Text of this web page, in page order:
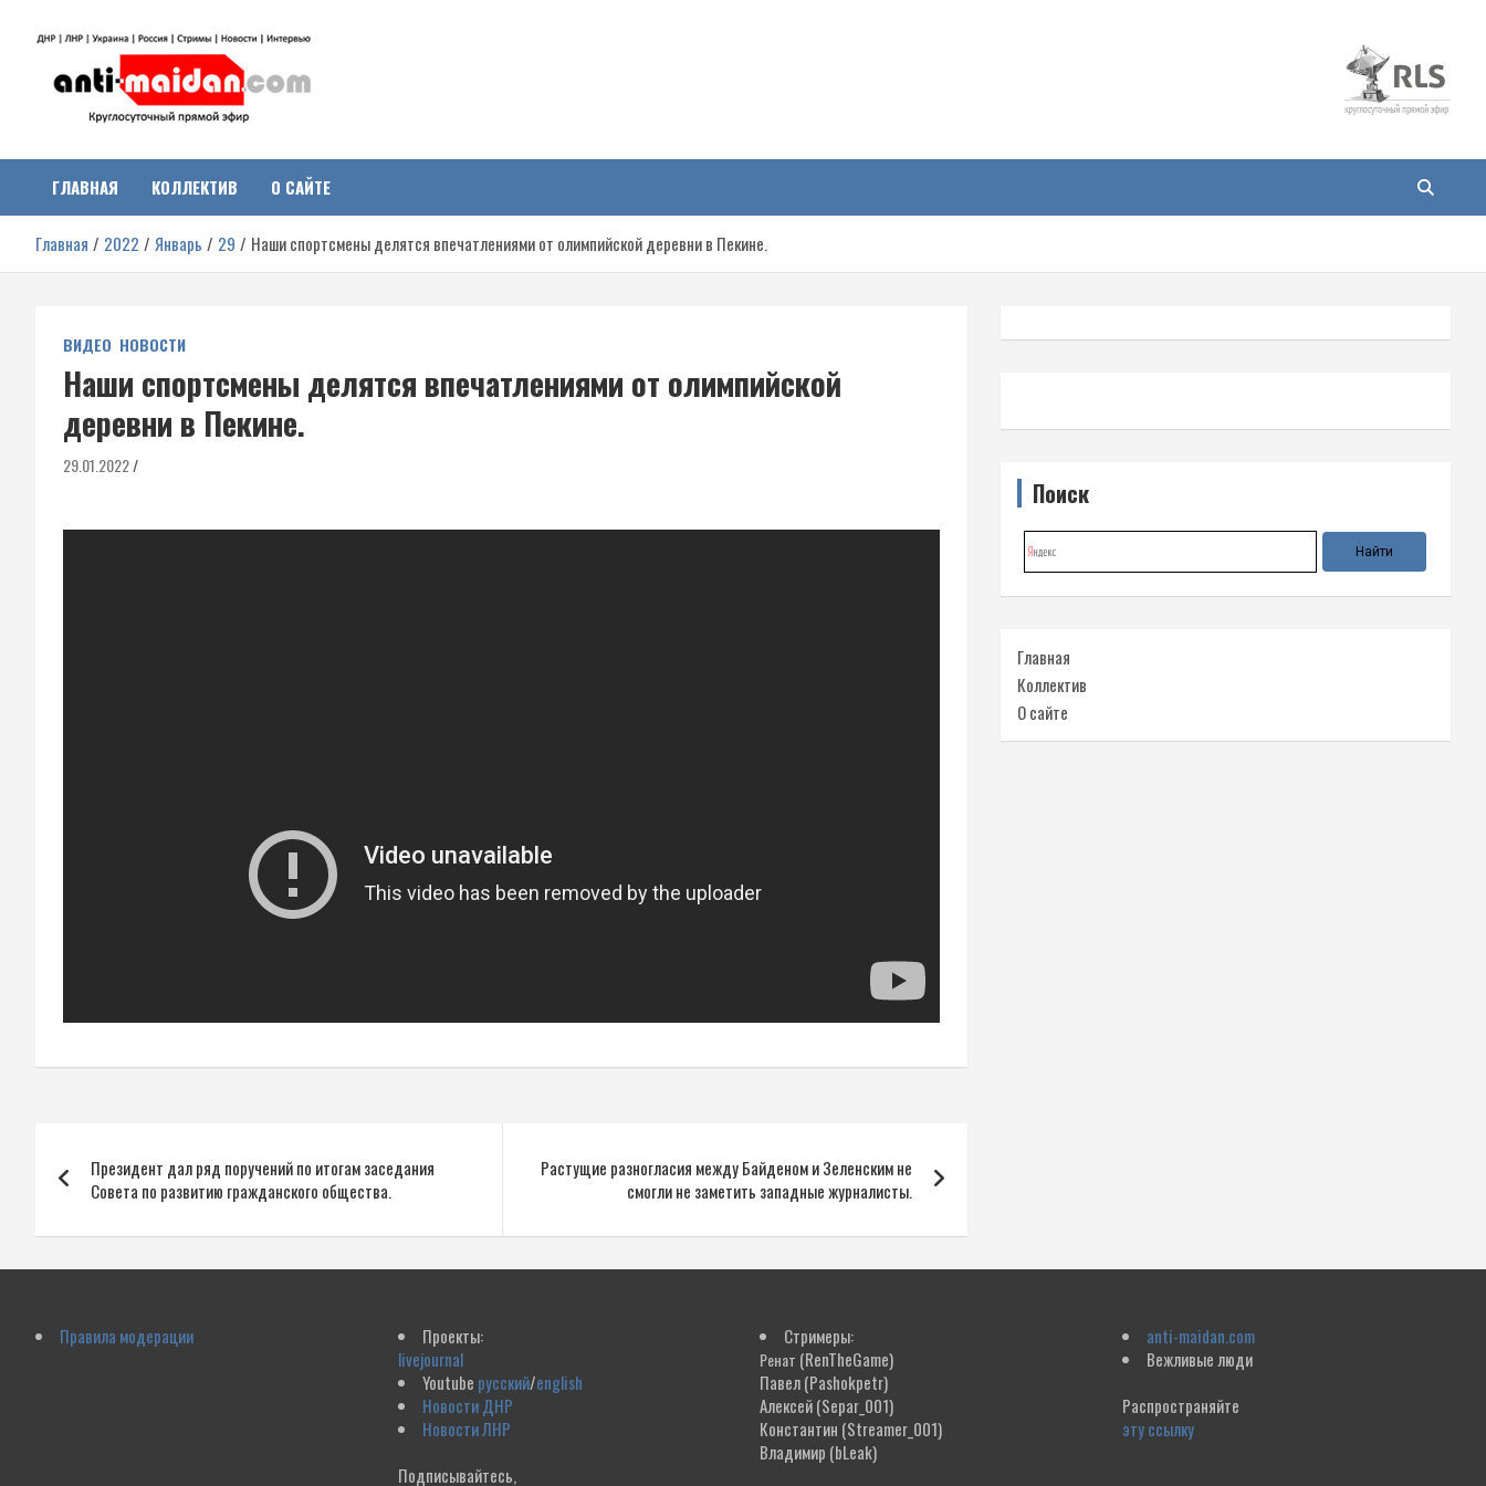
Антимайдан:
Гражданская война на
Украине
о гражданской войне на Украине, включая события в Новороссии,
ДНР, ЛНР и других регионах.
ГЛАВНАЯ КОЛЛЕКТИВ О САЙТЕ
Главная 2022 Январь 29 Наши спортсмены делятся впечатлениями от олимпийской деревни в Пекине.
ВИДЕО НОВОСТИ
Наши спортсмены делятся впечатлениями от олимпийской
деревни в Пекине.
29.01.2022
по
записям
Президент дал ряд поручений по итогам заседания
Совета по развитию гражданского общества.
Растущие разногласия между Байденом и Зеленским не
смогли не заметить западные журналисты.
Поиск
Главная
Коллектив
О сайте
Правила модерации
Проекты:
livejournal
Youtube русский/english
Новости ДНР
Новости ЛНР
Подписывайтесь,
Стримеры:
Ренат (RenTheGame)
Павел(Pashokpetr)
Алексей(Separ_001)
Константин (Streamer_001)
Владимир (bLeak)
anti-maidan.com
Вежливые люди
Распространяйте
эту ссылку